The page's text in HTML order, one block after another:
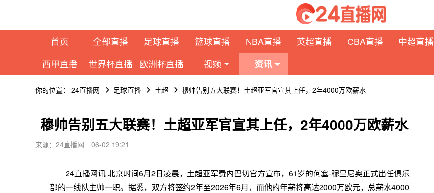
首页 全部直播 足球直播 篮球直播 NBA直播 英超直播 CBA直播 中超直播
西甲直播
世界杯直播 欧洲杯直播 视频 资讯
你的位置： 24直播网 足球直播 土超 穆帅告别五大联赛！土超亚军官宣其上任，2年4000万欧薪水
穆帅告别五大联赛！土超亚军官宣其上任，2年4000万欧薪水
来源：24直播网 06-02 19:21
24直播网讯 北京时间6月2日凌晨，土超亚军费内巴切官方宣布，61岁的何塞-穆里尼奥正式出任俱乐
部的一线队主帅一职。据悉，双方将签约2年至2026年6月，而他的年薪将高达2000万欧元，总薪水4000